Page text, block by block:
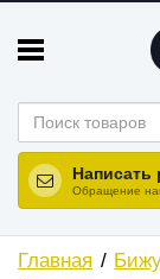
Написать
Обращение
Главная